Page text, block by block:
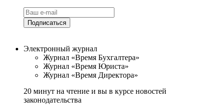
Подписаться
Электронный журнал
Журнал «Время Бухгалтера»
Журнал «Время Юриста»
Журнал «Время Директора»
20 минут на чтение и вы в курсе новостей
законодательства